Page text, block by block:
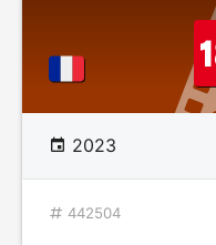
2023
442504